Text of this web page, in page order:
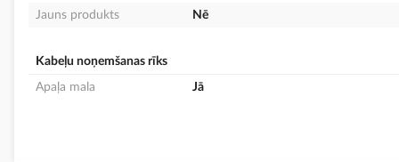
Jauns produkts
Nē
Kabeļu noņemšanas rīks
Apaļa mala Jā